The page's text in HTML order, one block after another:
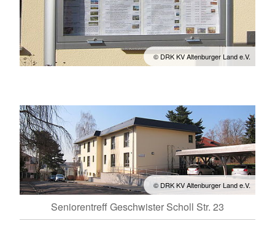
© DRK KV Altenburger Land e.V.
© DRK KV Altenburger Land e.V.
Seniorentreff Geschwister Scholl Str. 23